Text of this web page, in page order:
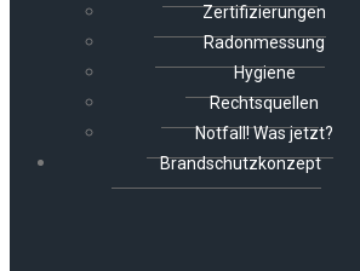
Zertifizierungen
Radonmessung
Hygiene
Rechtsquellen
Notfall! Was jetzt?
Brandschutzkonzept